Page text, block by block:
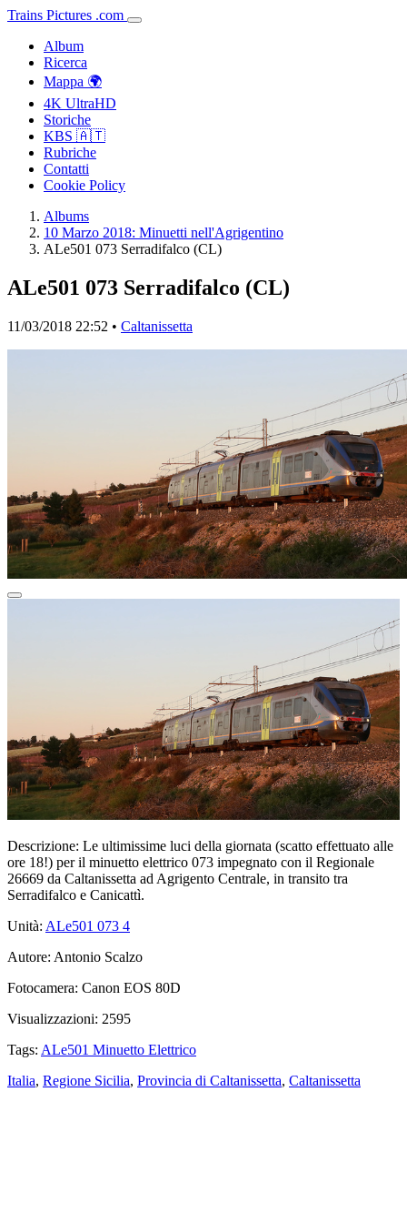
Trains Pictures .com
Album
Ricerca
Mappa 🌍
4K UltraHD
Storiche
KBS 🇦🇹
Rubriche
Contatti
Cookie Policy
Albums
10 Marzo 2018: Minuetti nell'Agrigentino
ALe501 073 Serradifalco (CL)
ALe501 073 Serradifalco (CL)
11/03/2018 22:52 • Caltanissetta
Descrizione: Le ultimissime luci della giornata (scatto effettuato alle
ore 18!) per il minuetto elettrico 073 impegnato con il Regionale
26669 da Caltanissetta ad Agrigento Centrale, in transito tra
Serradifalco e Canicattì.
Unità: ALe501 073 4
Autore: Antonio Scalzo
Fotocamera: Canon EOS 80D
Visualizzazioni: 2595
Tags: ALe501 Minuetto Elettrico
Italia, Regione Sicilia, Provincia di Caltanissetta, Caltanissetta